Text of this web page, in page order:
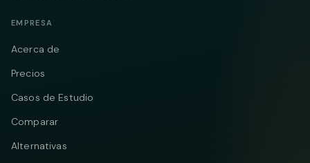
EMPRESA
Acerca de
Precios
Casos de Estudio
Comparar
Alternativas